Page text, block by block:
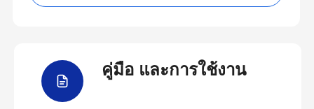
คู่มือ และการใช้งาน